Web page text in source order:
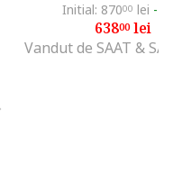
Initial: 87000 lei -
63800lei
Vandut de SAAT &